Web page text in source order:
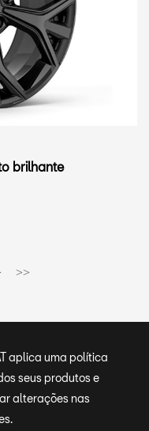
brilhante
>>
aplica uma política
seus produtos e
alterações nas